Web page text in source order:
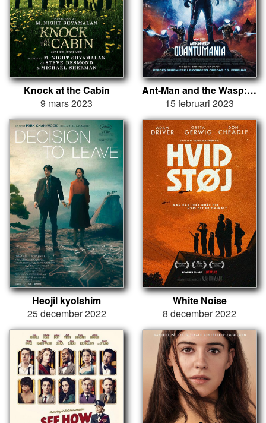
Knock at the Cabin
9 mars 2023
Ant-Man and the Wasp: Quantumania
15 februari 2023
Heojil kyolshim
25 december 2022
White Noise
8 december 2022